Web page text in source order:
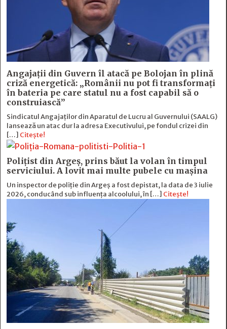
Angajații din Guvern îl atacă pe Bolojan în plină
criză energetică: „Românii nu pot fi transformați
în bateria pe care statul nu a fost capabil să o
construiască”
Sindicatul Angajaților din Aparatul de Lucru al Guvernului (SAALG)
lansează un atac dur la adresa Executivului, pe fondul crizei din
[…] Citește!
Polițist din Argeș, prins băut la volan în timpul
serviciului. A lovit mai multe pubele cu mașina
Un inspector de poliție din Argeș a fost depistat, la data de 3 iulie
2026, conducând sub influența alcoolului, în […] Citește!